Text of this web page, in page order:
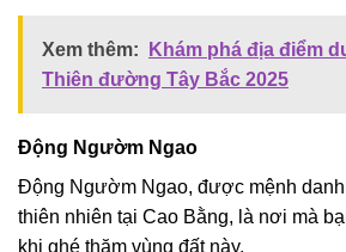
Xem thêm:
Khám phá địa điểm
Thiên đường Tây Bắc 2025
Động Ngườm Ngao
Động Ngườm Ngao, được mệnh danh
thiên nhiên tại Cao Bằng, là nơi mà
khi ghé thăm vùng đất này.